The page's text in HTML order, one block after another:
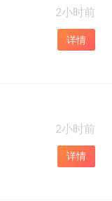
2小时前
详情
2小时前
详情